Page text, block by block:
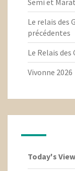
Le relais des
précédentes
Le Relais des
Vivonne 2026
Today's